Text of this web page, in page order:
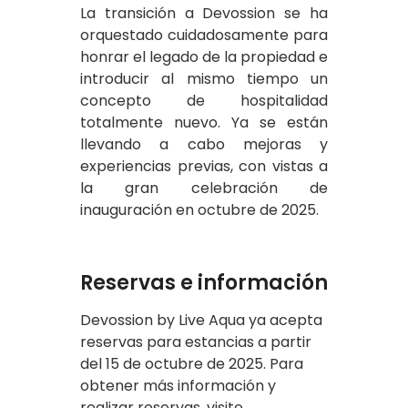
La transición a Devossion se ha
orquestado cuidadosamente para
honrar el legado de la propiedad e
introducir al mismo tiempo un
concepto de hospitalidad
totalmente nuevo. Ya se están
llevando a cabo mejoras y
experiencias previas, con vistas a
la gran celebración de
inauguración en octubre de 2025.
Reservas e información
Devossion by Live Aqua ya acepta
reservas para estancias a partir
del 15 de octubre de 2025. Para
obtener más información y